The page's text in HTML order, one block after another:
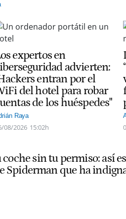
expertos en
advierten:
entran por el
del hotel para robar
de los huéspedes"
Raya
08/2026 15:02h
sin tu permiso: así
Spiderman que ha